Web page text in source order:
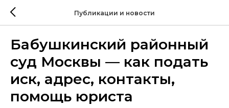
Публикации и новости
Бабушкинский районный
суд Москвы — как подать
иск, адрес, контакты,
помощь юриста